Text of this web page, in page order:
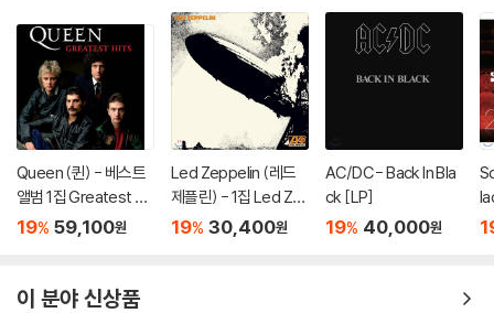
Queen (퀸) - 베스트
앨범 1집 Greatest Hit
s I [2LP]
19% 59,100원
Led Zeppelin (레드
제플린) - 1집 Led Ze
ppelin I [LP]
19% 30,400원
AC/DC - Back In Bla
ck [LP]
19% 40,000원
이 분야 신상품